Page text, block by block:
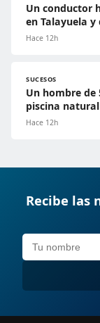
Un conductor
en Talayuela
Hace 12h
SUCESOS
Un hombre de
piscina natural
Hace 12h
Recibe las